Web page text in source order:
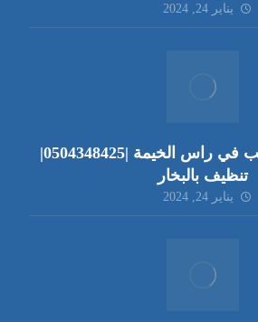
يناير 24, 2024
شركة تنظيف كنب في راس الخيمة |0504348425|
تنظيف بالبخار
يناير 24, 2024